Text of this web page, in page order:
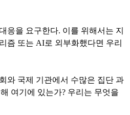
응을 요구한다. 이를 위해서는 지
즘 또는 AI로 외부화했다면 우리
와 국제 기관에서 수많은 집단 과
여기에 있는가? 우리는 무엇을